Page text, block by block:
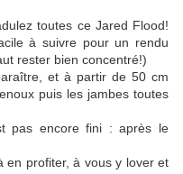
toutes ce Jared Flood!
à suivre pour un rendu
rester bien concentré!)
et à partir de 50 cm
puis les jambes toutes
pas encore fini : après le
en profiter, à vous y lover et